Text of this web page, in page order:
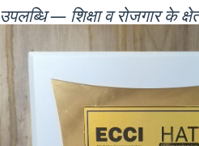
उपलब्धि — शिक्षा व रोजगार